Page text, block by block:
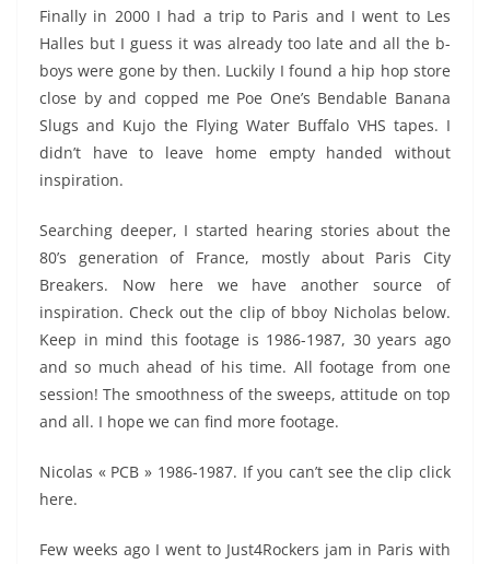
Finally in 2000 I had a trip to Paris and I went to Les
Halles but I guess it was already too late and all the b-
boys were gone by then. Luckily I found a hip hop store
close by and copped me Poe One’s Bendable Banana
Slugs and Kujo the Flying Water Buffalo VHS tapes. I
didn’t have to leave home empty handed without
inspiration.
Searching deeper, I started hearing stories about the
80’s generation of France, mostly about Paris City
Breakers. Now here we have another source of
inspiration. Check out the clip of bboy Nicholas below.
Keep in mind this footage is 1986-1987, 30 years ago
and so much ahead of his time. All footage from one
session! The smoothness of the sweeps, attitude on top
and all. I hope we can find more footage.
Nicolas « PCB » 1986-1987. If you can’t see the clip click
here.
Few weeks ago I went to Just4Rockers jam in Paris with